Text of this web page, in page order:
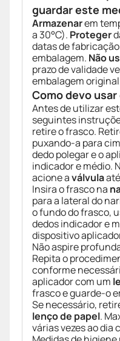
guardar este
Armazenarem
a 30°C). Proteger
datas de
embalagem. Não
prazo de validade
embalagem
Como devo
Antes de utilizar
seguintes
retire o frasco.
puxando-a para
dedo polegar e o
indicador e médio.
acione aválvula
Insira o frasco na
para a lateral do
o fundo do frasco,
dedos indicador e
dispositivo
Não aspire
Repita o
conforme
aplicador com um
frasco e guarde-o
Se necessário,
lenço de papel.
várias vezes ao dia